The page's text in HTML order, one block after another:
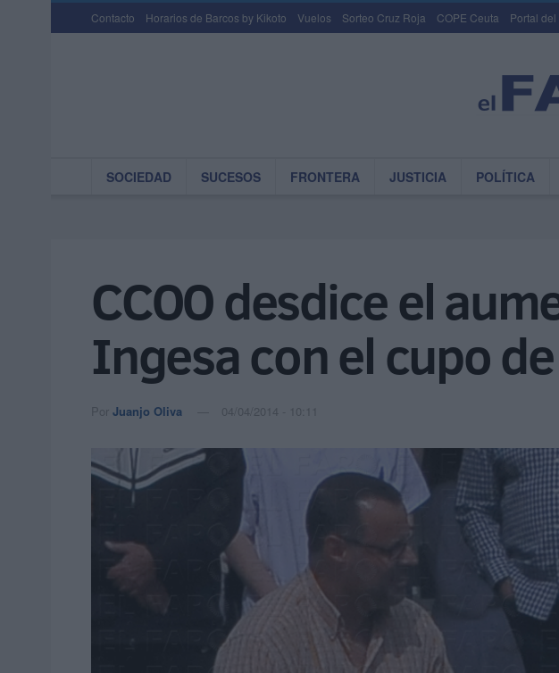
Contacto Horarios de Barcos by Kikoto Vuelos Sorteo Cruz Roja COPE Ceuta Portal
SOCIEDAD SUCESOS FRONTERA JUSTICIA POLÍTICA
CCOO desdice el
Ingesa con el cupo
Por Juanjo Oliva 04/04/2014 - 10:11